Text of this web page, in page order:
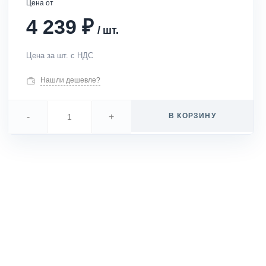
Цена от
4 239₽ / шт.
Цена за шт. с НДС
Нашли дешевле?
- + В КОРЗИНУ